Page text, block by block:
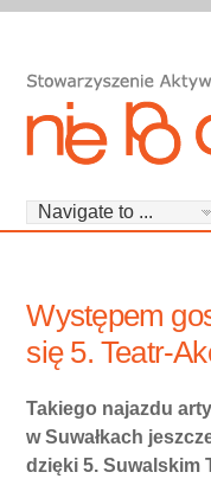
Występem
się 5. Teatr-
Takiego najazdu
w Suwałkach
dzięki 5. Suwalskim